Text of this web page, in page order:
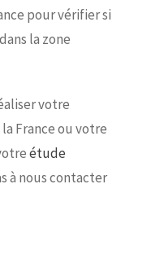
pour vérifier si
la zone
votre
France ou votre
étude
à nous contacter